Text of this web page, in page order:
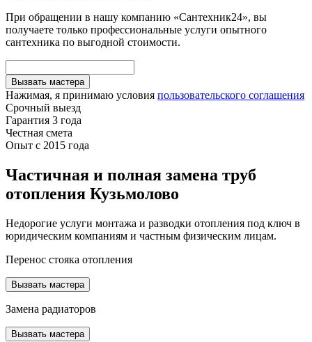
При обращении в нашу компанию «Сантехник24», вы
получаете только профессиональные услуги опытного
сантехника по выгодной стоимости.
Вызвать мастера
Нажимая, я принимаю условия пользовательского соглашения
Срочный выезд
Гарантия 3 года
Честная смета
Опыт с 2015 года
Частичная и полная замена труб
отопления Кузьмолово
Недорогие услуги монтажа и разводки отопления под ключ в
юридическим компаниям и частным физическим лицам.
Перенос стояка отопления
Вызвать мастера
Замена радиаторов
Вызвать мастера